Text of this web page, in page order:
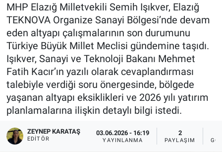
MHP Elazığ Milletvekili Semih Işıkver, Elazığ
TEKNOVA Organize Sanayi Bölgesi’nde devam
eden altyapı çalışmalarının son durumunu
Türkiye Büyük Millet Meclisi gündemine taşıdı.
Işıkver, Sanayi ve Teknoloji Bakanı Mehmet
Fatih Kacır’ın yazılı olarak cevaplandırması
talebiyle verdiği soru önergesinde, bölgede
yaşanan altyapı eksiklikleri ve 2026 yılı yatırım
planlamalarına ilişkin detaylı bilgi istedi.
ZEYNEP KARATAŞ
EDITÖR
03.06.2026 - 16:19
YAYINLANMA
2
PAYLAŞIM
Sağlık
Sağlıklı Yaşam
Siyaset
Spor
Yaşam
Haber Arşivi